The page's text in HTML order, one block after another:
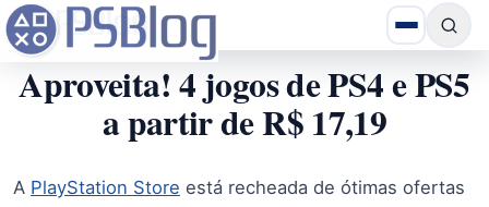
Aproveita! 4 jogos de PS4 e PS5
a partir de R$ 17,19
A PlayStation Store está recheada de ótimas ofertas